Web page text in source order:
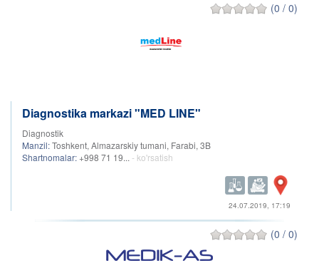
(0 / 0)
Diagnostika markazi "MED LINE"
Diagnostik
Manzil:Toshkent, Almazarskiy tumani, Farabi, 3B
Shartnomalar: +998 71 19... - ko'rsatish
24.07.2019, 17:19
(0 / 0)